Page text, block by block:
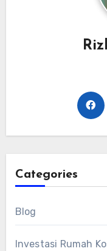
Categories
Blog
Investasi Rumah